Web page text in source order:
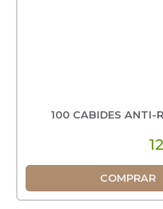
100 CABIDES ANTI-
COMPRAR